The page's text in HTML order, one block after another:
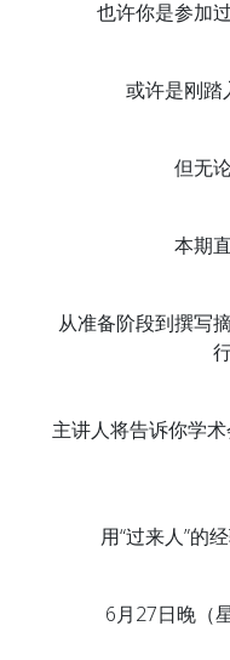
也许你是参加
或许是刚踏
但无
本期
从准备阶段到撰写
主讲人将告诉你学
用“过来人”的
6月27日晚（